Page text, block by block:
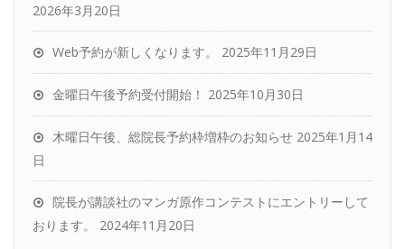
2026年3月20日
Web予約が新しくなります。 2025年11月29日
金曜日午後予約受付開始！ 2025年10月30日
木曜日午後、総院長予約枠増枠のお知らせ 2025年1月14
日
院長が講談社のマンガ原作コンテストにエントリーして
おります。
2024年11月20日